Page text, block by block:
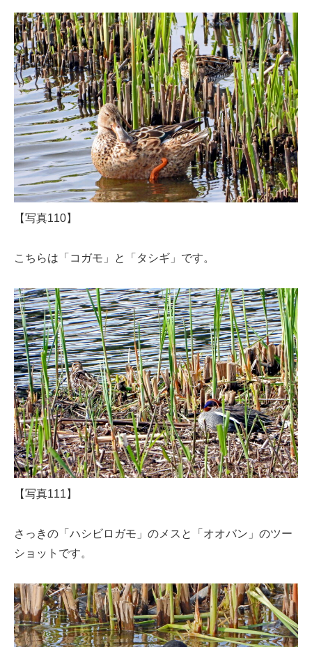
【写真110】
こちらは「コガモ」と「タシギ」です。
【写真111】
さっきの「ハシビロガモ」のメスと「オオバン」のツー
ショットです。